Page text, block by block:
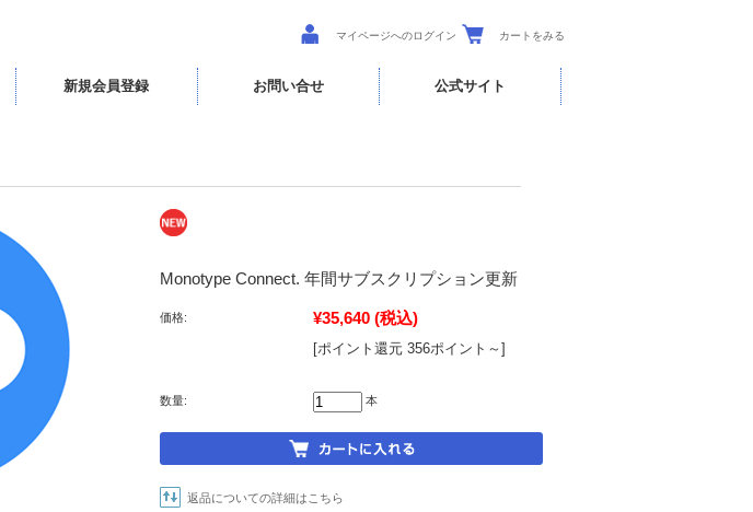
マイページへのログイン カートをみる
新規会員登録 お問い合せ 公式サイト
Monotype Connect. 年間サブスクリプション更新
価格: ¥35,640 (税込)
[ポイント還元 356ポイント～]
数量: 本
返品についての詳細はこちら